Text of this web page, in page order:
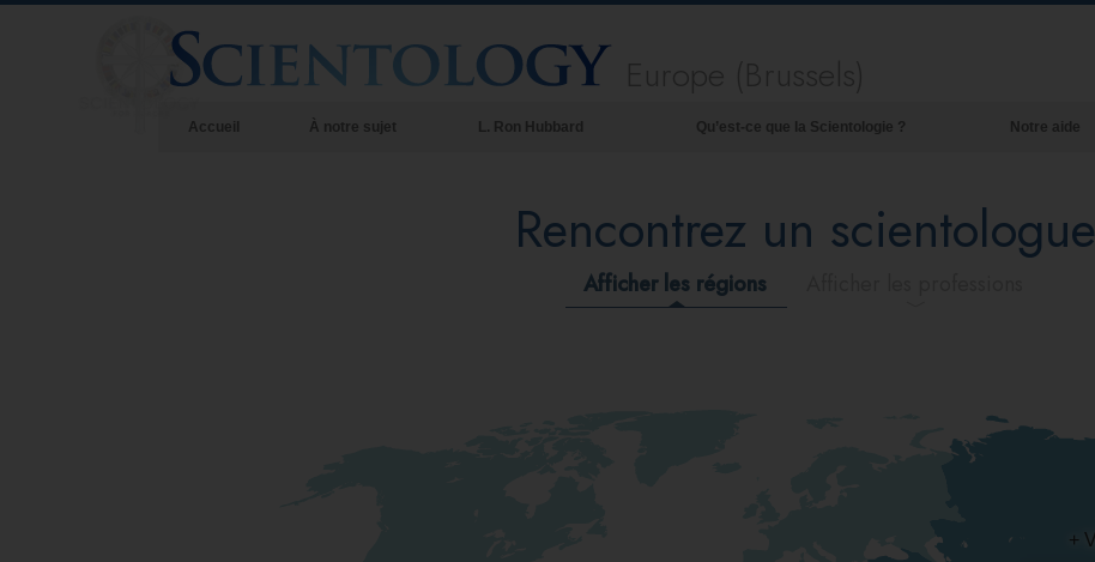
Accueil À notre sujet L. Ron Hubbard Qu’est-ce que la Scientologie ?
Credos et Codes de Scientologie
Rencontrez un scientologue
Notre aide
Rencontrez un scientologue
Afficher les régions